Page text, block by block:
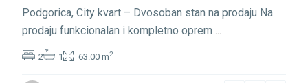
Podgorica, City kvart – Dvosoban stan na prodaju Na
prodaju funkcionalan i kompletno oprem ...
2 1 63.00 m2
City